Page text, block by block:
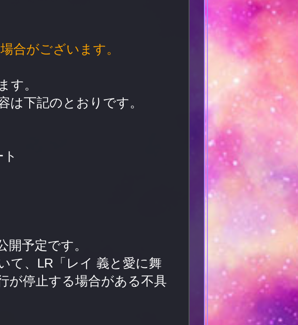
合がございます。
す。
下記のとおりです。
予定です。
て、LR「レイ 義と愛に舞
が停止する場合がある不具